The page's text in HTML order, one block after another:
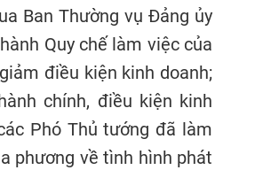
Ban Thường vụ Đảng ủy
Quy chế làm việc của
điều kiện kinh doanh;
chính, điều kiện kinh
Phó Thủ tướng đã làm
phương về tình hình phát